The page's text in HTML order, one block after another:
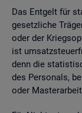
Das Ent­gelt für
ge­setz­li­che
oder der
ist
denn die
des Per­so­nals,
oder